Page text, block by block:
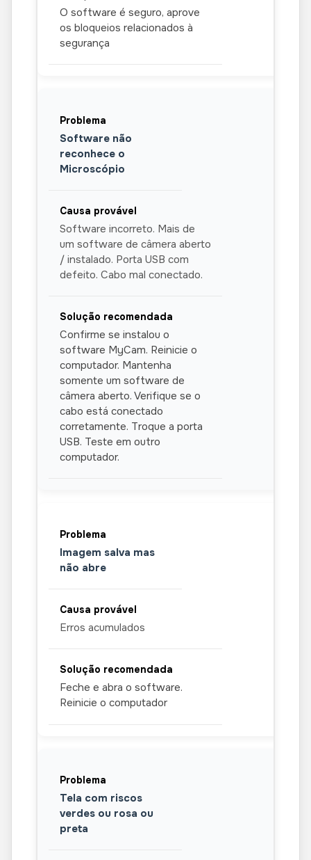
O software é seguro, aprove
os bloqueios relacionados à
segurança
Software não
reconhece o
Microscópio
Software incorreto. Mais de
um software de câmera aberto
/ instalado. Porta USB com
defeito. Cabo mal conectado.
Confirme se instalou o
software MyCam. Reinicie o
computador. Mantenha
somente um software de
câmera aberto. Verifique se o
cabo está conectado
corretamente. Troque a porta
USB. Teste em outro
computador.
Imagem salva mas
não abre
Erros acumulados
Feche e abra o software.
Reinicie o computador
Tela com riscos
verdes ou rosa ou
preta